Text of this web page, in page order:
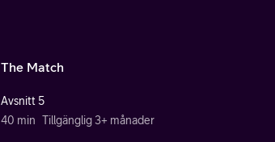
The Match
Avsnitt 5
40 min Tillgänglig 3+ månader